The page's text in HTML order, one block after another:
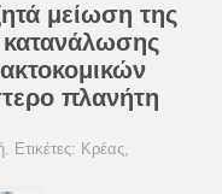
μείωση της
πλανήτη
. Ετικέτες: Κρέας,